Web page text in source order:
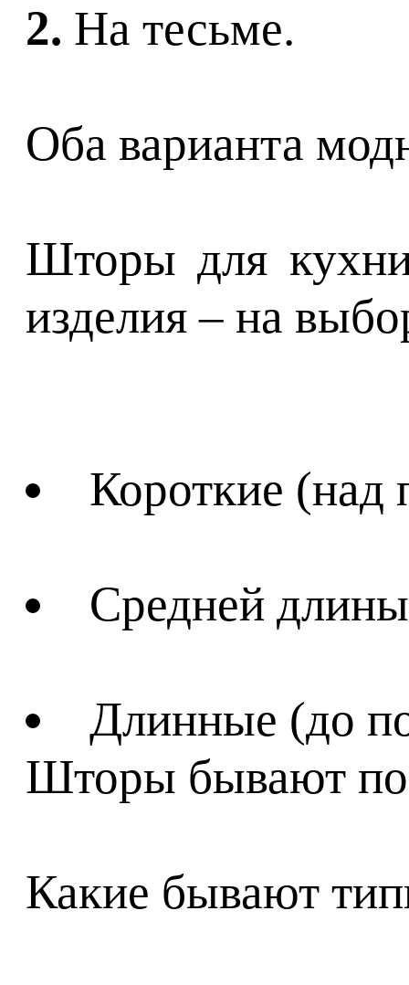
2. На тесьме.
Оба варианта
Шторы для
изделия – на
Короткие (над
Средней
Длинные (до
Шторы бывают
Какие бывают